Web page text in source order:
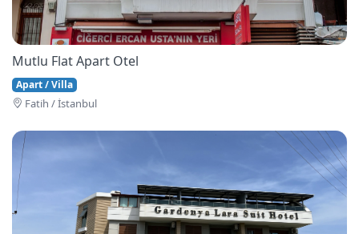
Mutlu Flat Apart Otel
Apart / Villa
Fati̇h / İstanbul